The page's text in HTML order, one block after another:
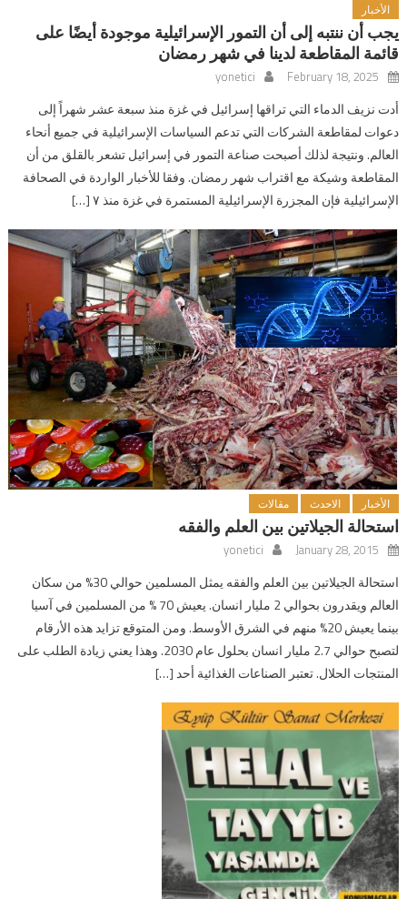
الأخبار
يجب أن ننتبه إلى أن التمور الإسرائيلية موجودة أيضًا على
قائمة المقاطعة لدينا في شهر رمضان
February 18, 2025
yonetici
أدت نزيف الدماء التي تراقها إسرائيل في غزة منذ سبعة عشر شهراً إلى
دعوات لمقاطعة الشركات التي تدعم السياسات الإسرائيلية في جميع أنحاء
العالم. ونتيجة لذلك أصبحت صناعة التمور في إسرائيل تشعر بالقلق من أن
المقاطعة وشيكة مع اقتراب شهر رمضان. وفقا للأخبار الواردة في الصحافة
الإسرائيلية فإن المجزرة الإسرائيلية المستمرة في غزة منذ ٧ […]
الأخبار الاحدث مقالات
استحالة الجيلاتين بين العلم والفقه
January 28, 2015
yonetici
استحالة الجيلاتين بين العلم والفقه يمثل المسلمين حوالي 30% من سكان
العالم ويقدرون بحوالي 2 مليار انسان. يعيش 70 % من المسلمين في آسيا
بينما يعيش 20% منهم في الشرق الأوسط. ومن المتوقع تزايد هذه الأرقام
لتصبح حوالي 2.7 مليار انسان بحلول عام 2030. وهذا يعني زيادة الطلب على
المنتجات الحلال. تعتبر الصناعات الغذائية أحد […]